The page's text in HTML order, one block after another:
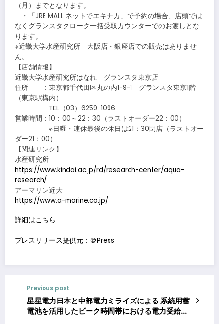
（月）までとなります。
・「JRE MALL ネットでエキナカ」で予約の場合、店頭では
なくグランスタクローク一括受取カウンターでのお渡しとな
ります。
※近畿大学水産研究所 大阪店・銀座店での販売はありませ
ん。
【店舗情報】
近畿大学水産研究所はなれ グランスタ東京店
住所 ：東京都千代田区丸の内1-9-1 グランスタ東京1階
（東京駅構内）
TEL（03）6259-1096
営業時間：10：00～22：30（ラストオーダー22：00）
※日曜・連休最後の休日は21：30閉店（ラストオー
ダー21：00）
【関連リンク】
水産研究所
https://www.kindai.ac.jp/rd/research-center/aqua-
research/
アーマリン近大
https://www.a-marine.co.jp/
詳細はこちら
プレスリリース提供元：＠Press
Previous post
星星電力日本と中部電力ミライズによる 系統用蓄
電池を活用したピーク時間帯における電力受給契